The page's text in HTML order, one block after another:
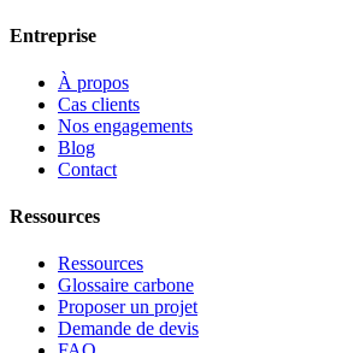
Entreprise
À propos
Cas clients
Nos engagements
Blog
Contact
Ressources
Ressources
Glossaire carbone
Proposer un projet
Demande de devis